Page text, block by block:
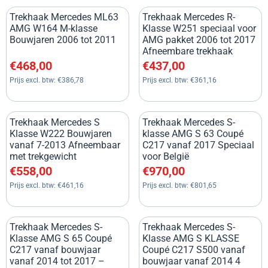
Trekhaak Mercedes ML63
AMG W164 M-klasse
Bouwjaren 2006 tot 2011
Prijs: 468,00, exclusief btw: 386,78
€468,00
Prijs excl. btw: €386,78
Trekhaak Mercedes R-
Klasse W251 speciaal voor
AMG pakket 2006 tot 2017
Afneembare trekhaak
Prijs: 437,00, exclusief btw:
€437,00
Prijs excl. btw: €361,16
Trekhaak Mercedes S
Klasse W222 Bouwjaren
vanaf 7-2013 Afneembaar
met trekgewicht
Prijs: 558,00, exclusief btw: 461,16
€558,00
Prijs excl. btw: €461,16
Trekhaak Mercedes S-
klasse AMG S 63 Coupé
C217 vanaf 2017 Speciaal
voor België
Prijs: 970,00, exclusief btw:
€970,00
Prijs excl. btw: €801,65
Trekhaak Mercedes S-
Klasse AMG S 65 Coupé
C217 vanaf bouwjaar
vanaf 2014 tot 2017 –
Trekhaak Mercedes S-
Klasse AMG S KLASSE
Coupé C217 S500 vanaf
bouwjaar vanaf 2014 4